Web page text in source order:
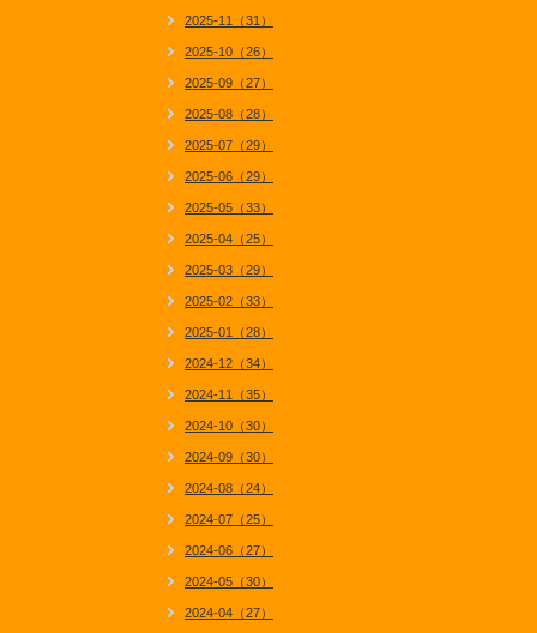
2025-11（31）
2025-10（26）
2025-09（27）
2025-08（28）
2025-07（29）
2025-06（29）
2025-05（33）
2025-04（25）
2025-03（29）
2025-02（33）
2025-01（28）
2024-12（34）
2024-11（35）
2024-10（30）
2024-09（30）
2024-08（24）
2024-07（25）
2024-06（27）
2024-05（30）
2024-04（27）